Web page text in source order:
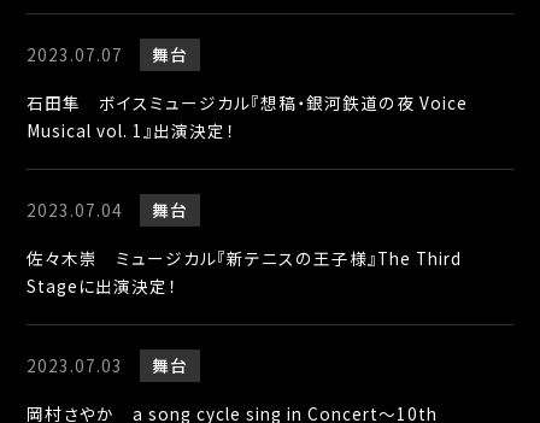
2023.07.07
舞台
石田隼 ボイスミュージカル『想稿・銀河鉄道の夜 Voice
Musical vol. 1』出演決定！
2023.07.04
舞台
佐々木崇 ミュージカル『新テニスの王子様』The Third
Stageに出演決定！
2023.07.03
舞台
岡村さやか a song cycle sing in Concert～10th